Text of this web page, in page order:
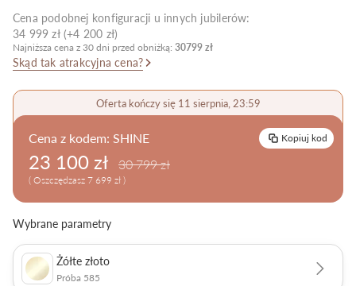
Pielęgnacja biżuterii
Cena podobnej konfiguracji u innych jubilerów:
34 999 zł (+4 200 zł)
Najniższa cena z 30 dni przed obniżką: 30799 zł
Skąd tak atrakcyjna cena?
Oferta kończy się 11 sierpnia, 23:59
Cena z kodem: SHINE Kopiuj kod
23 100 zł 30 799 zł
( Oszczędzasz 7 699 zł )
Wybrane parametry
Żółte złoto
Próba 585